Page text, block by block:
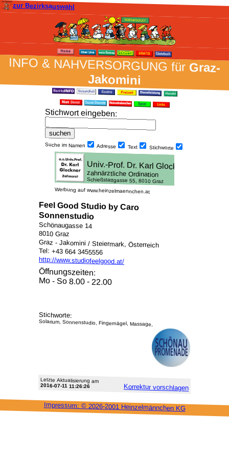
zur Bezirksauswahl
INFO & NAH­VER­SORG­UNG fürGraz-
Jakomini
Stich­wort ein­geben:
Suche im Namen Adresse Text Stich­worte
Werbung auf www.heinzelmaennchen.at
Feel Good Studio by Caro
Sonnenstudio
Schönaugasse 14
8010 Graz
Graz - Jakomini / Steiermark, Österreich
Tel: +43 664 3455556
http://www.studiofeelgood.at/
Öffnungszeiten:
Mo - So 8.00 - 22.00
Stichworte:
Solarium, Sonnenstudio, Fingernägel, Massage,
Letzte Aktu­alisie­rung am
2016-07-11 11:26:26 Korrektur vor­schlagen
Impressum: © 2026-2001 Heinzel­männchen KG